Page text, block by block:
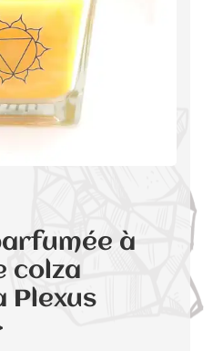
à
colza
Plexus